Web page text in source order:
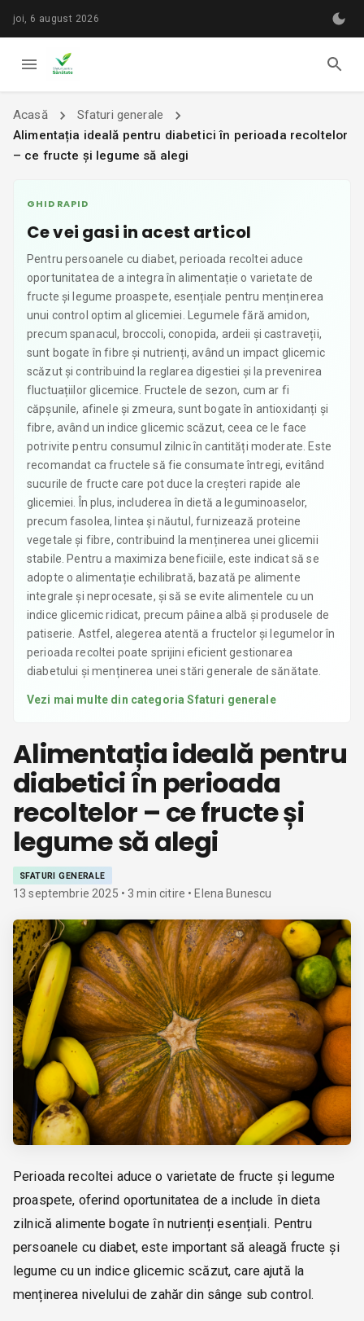
joi, 6 august 2026
Acasă
Sfaturi generale
Alimentația ideală pentru diabetici în perioada recoltelor
– ce fructe și legume să alegi
GHID RAPID
Ce vei gasi in acest articol
Pentru persoanele cu diabet, perioada recoltei aduce
oportunitatea de a integra în alimentație o varietate de
fructe și legume proaspete, esențiale pentru menținerea
unui control optim al glicemiei. Legumele fără amidon,
precum spanacul, broccoli, conopida, ardeii și castraveții,
sunt bogate în fibre și nutrienți, având un impact glicemic
scăzut și contribuind la reglarea digestiei și la prevenirea
fluctuațiilor glicemice. Fructele de sezon, cum ar fi
căpșunile, afinele și zmeura, sunt bogate în antioxidanți și
fibre, având un indice glicemic scăzut, ceea ce le face
potrivite pentru consumul zilnic în cantități moderate. Este
recomandat ca fructele să fie consumate întregi, evitând
sucurile de fructe care pot duce la creșteri rapide ale
glicemiei. În plus, includerea în dietă a leguminoaselor,
precum fasolea, lintea și năutul, furnizează proteine
vegetale și fibre, contribuind la menținerea unei glicemii
stabile. Pentru a maximiza beneficiile, este indicat să se
adopte o alimentație echilibrată, bazată pe alimente
integrale și neprocesate, și să se evite alimentele cu un
indice glicemic ridicat, precum pâinea albă și produsele de
patiserie. Astfel, alegerea atentă a fructelor și legumelor în
perioada recoltei poate sprijini eficient gestionarea
diabetului și menținerea unei stări generale de sănătate.
Vezi mai multe din categoriaSfaturi generale
Alimentația ideală pentru
diabetici în perioada
recoltelor – ce fructe și
legume să alegi
SFATURI GENERALE
13 septembrie 2025 • 3 min citire • Elena Bunescu
Perioada recoltei aduce o varietate de fructe și legume
proaspete, oferind oportunitatea de a include în dieta
zilnică alimente bogate în nutrienți esențiali. Pentru
persoanele cu diabet, este important să aleagă fructe și
legume cu un indice glicemic scăzut, care ajută la
menținerea nivelului de zahăr din sânge sub control.